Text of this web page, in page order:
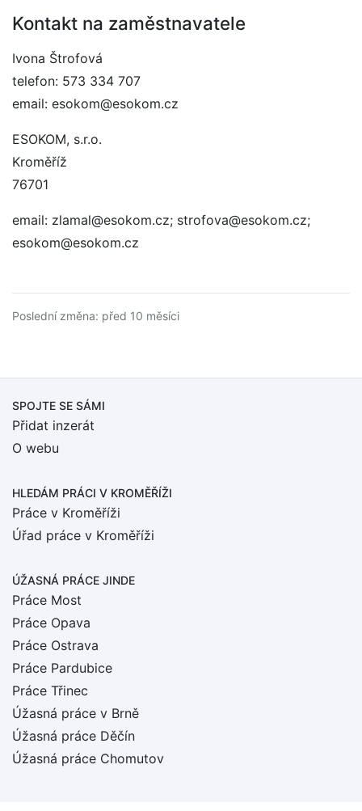
Kontakt na zaměstnavatele
Ivona Štrofová
telefon: 573 334 707
email: esokom@esokom.cz
ESOKOM, s.r.o.
Kroměříž
76701
email: zlamal@esokom.cz; strofova@esokom.cz;
esokom@esokom.cz
Poslední změna: před 10 měsíci
SPOJTE SE SÁMI
Přidat inzerát
O webu
HLEDÁM PRÁCI V KROMĚŘÍŽI
Práce v Kroměříži
Úřad práce v Kroměříži
ÚŽASNÁ PRÁCE JINDE
Práce Most
Práce Opava
Práce Ostrava
Práce Pardubice
Práce Třinec
Úžasná práce v Brně
Úžasná práce Děčín
Úžasná práce Chomutov